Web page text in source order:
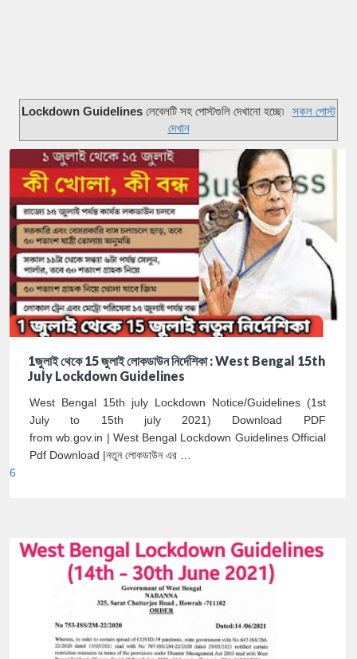
Lockdown Guidelines লেবেলটি সহ পোস্টগুলি দেখানো হচ্ছে৷
সকল পোস্ট
দেখান
1জুলাই থেকে 15 জুলাই লোকডাউন নির্দেশিকা : West Bengal 15th
July Lockdown Guidelines
West Bengal 15th july Lockdown Notice/Guidelines (1st
July to 15th july 2021) Download PDF
from wb.gov.in | West Bengal Lockdown Guidelines Official
Pdf Download |নতুন লোকডাউন এর …
6